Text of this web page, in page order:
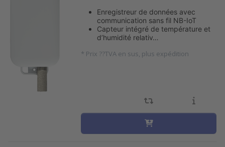
Enregistreur de données avec
communication sans fil NB-IoT
Capteur intégré de température et
d’humidité relativ…
* Prix ??TVA en sus, plus expédition